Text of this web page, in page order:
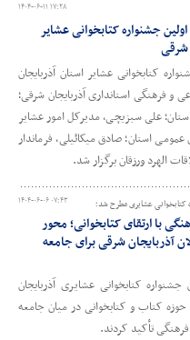
۱۴۰۴-۰۶-۱۱ ۱۷:۲۸
اولین جشنواره کتابخوانی عشایر
شرقی
کتابخوانی عشایر استان آذربایجان
و فرهنگی استانداری آذربایجان شرقی؛
علی سبزیچی، مدیرکل امور عشایر
عمومی استان؛ صادق میکائیلی، فرماندار
الهرد ورزقان برگزار شد.
۱۴۰۴-۰۶-۰۶ ۰۷:۴۳ کتابخوانی عشایری مطرح شد؛
با ارتقای کتابخوانی؛ محور
آذربایجان شرقی برای جامعه
جشنواره کتابخوانی عشایری آذربایجان
حوزه کتاب و کتابخوانی در میان جامعه
تأکید کردند.